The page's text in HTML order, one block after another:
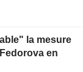
la mesure
en